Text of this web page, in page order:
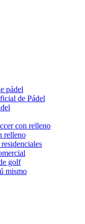
pádel
de Pádel
con relleno
relleno
golf
mismo